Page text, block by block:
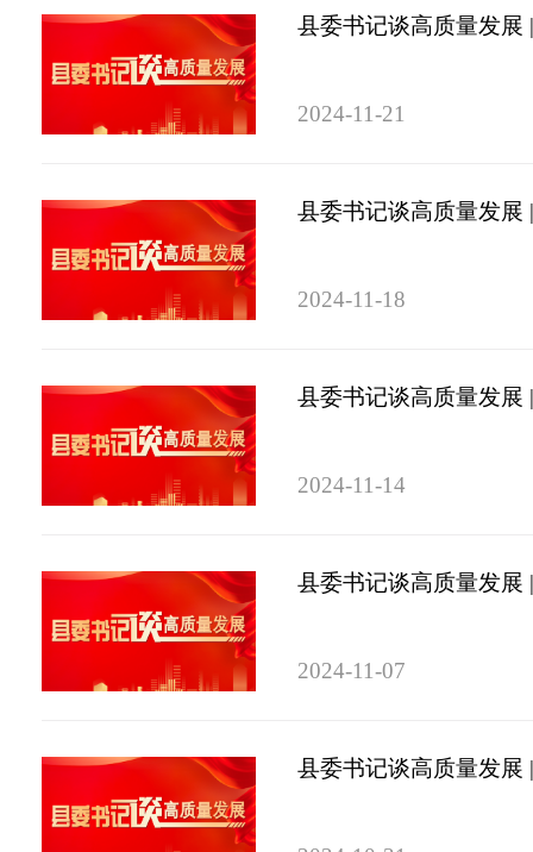
县委书记谈高质量发展
2024-11-21
县委书记谈高质量发展
2024-11-18
县委书记谈高质量发展
2024-11-14
县委书记谈高质量发展
2024-11-07
县委书记谈高质量发展